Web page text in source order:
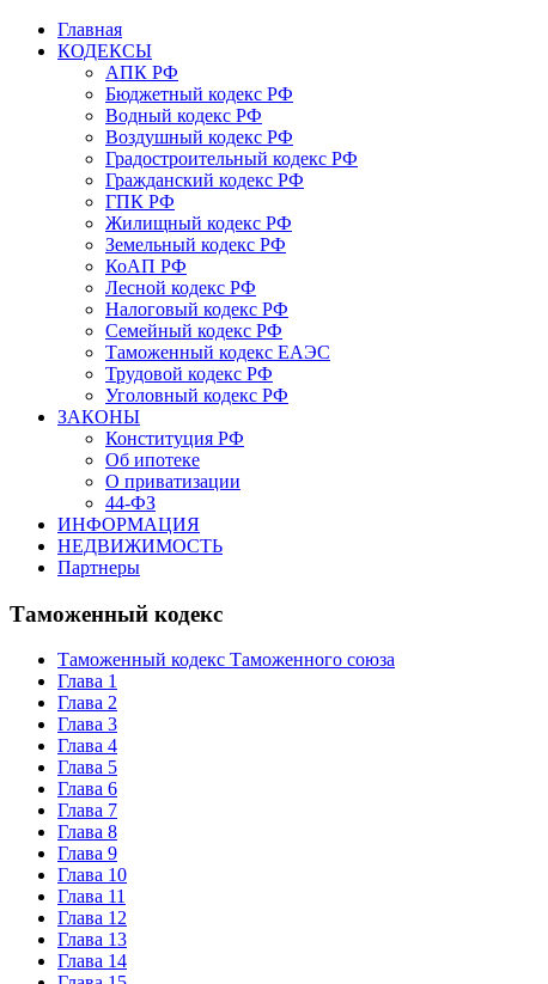
Главная
КОДЕКСЫ
АПК РФ
Бюджетный кодекс РФ
Водный кодекс РФ
Воздушный кодекс РФ
Градостроительный кодекс РФ
Гражданский кодекс РФ
ГПК РФ
Жилищный кодекс РФ
Земельный кодекс РФ
КоАП РФ
Лесной кодекс РФ
Налоговый кодекс РФ
Семейный кодекс РФ
Таможенный кодекс ЕАЭС
Трудовой кодекс РФ
Уголовный кодекс РФ
ЗАКОНЫ
Конституция РФ
Об ипотеке
О приватизации
44-ФЗ
ИНФОРМАЦИЯ
НЕДВИЖИМОСТЬ
Партнеры
Таможенный кодекс
Таможенный кодекс Таможенного союза
Глава 1
Глава 2
Глава 3
Глава 4
Глава 5
Глава 6
Глава 7
Глава 8
Глава 9
Глава 10
Глава 11
Глава 12
Глава 13
Глава 14